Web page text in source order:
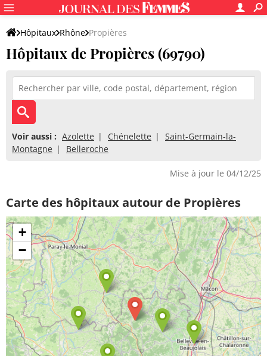
Hôpitaux Rhône Propières
Hôpitaux de Propières (69790)
Voir aussi : Azolette Chénelette
Saint-Germain-la-
Montagne
Belleroche
Mise à jour le 04/12/25
Carte des hôpitaux autour de Propières
+
−